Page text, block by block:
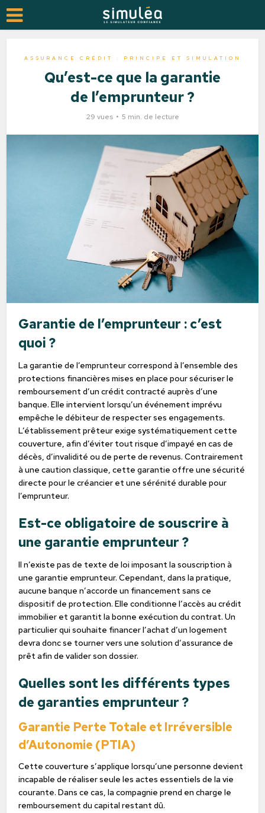
ASSURANCE CRÉDIT : PRINCIPE ET SIMULATION
Qu’est-ce que la garantie
de l’emprunteur ?
29 vues 5 min. de lecture
Garantie de l’emprunteur : c’est
quoi ?
La garantie de l’emprunteur correspond à l’ensemble des
protections financières mises en place pour sécuriser le
remboursement d’un crédit contracté auprès d’une
banque. Elle intervient lorsqu’un événement imprévu
empêche le débiteur de respecter ses engagements.
L’établissement prêteur exige systématiquement cette
couverture, afin d’éviter tout risque d’impayé en cas de
décès, d’invalidité ou de perte de revenus. Contrairement
à une caution classique, cette garantie offre une sécurité
directe pour le créancier et une sérénité durable pour
l’emprunteur.
Est-ce obligatoire de souscrire à
une garantie emprunteur ?
Il n’existe pas de texte de loi imposant la souscription à
une garantie emprunteur. Cependant, dans la pratique,
aucune banque n’accorde un financement sans ce
dispositif de protection. Elle conditionne l’accès au crédit
immobilier et garantit la bonne exécution du contrat. Un
particulier qui souhaite financer l’achat d’un logement
devra donc se tourner vers une solution d’assurance de
prêt afin de valider son dossier.
Quelles sont les différents types
de garanties emprunteur ?
Garantie Perte Totale et Irréversible
d’Autonomie (PTIA)
Cette couverture s’applique lorsqu’une personne devient
incapable de réaliser seule les actes essentiels de la vie
courante. Dans ce cas, la compagnie prend en charge le
remboursement du capital restant dû.